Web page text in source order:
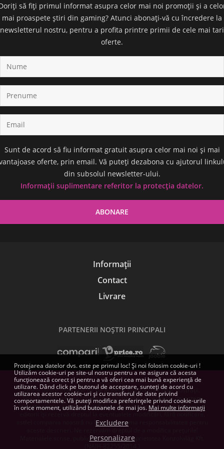
să fiți primul informat asupra celor mai noi promoții și a
mai proaspete știri din gaming? Atunci abonați-vă cu încredere la
newsletterul nostru, pentru a profita printre primii de cele mai tari
oferte.
Sunt de acord să fiu informat gratuit asupra celor mai noi și mai
oferte, prin email. Vă puteți dezabona cu ajutorul
din subsolul newsletter-ului.
Informații suplimentare referitor la protecția datelor.
Informații
Contact
Livrare
PARTENERII NOŞTRI PRINCIPALI
Unele dintre imaginile de pe această pagină sunt doar ilustrații.
Specificațiile tehnice, conținutul pachetelor și cerințele de sistem
indicate pentru produsele software sunt orientative. Dezvoltatorii și
editorii își rezervă dreptul la eventualele modificări, fără notificare,
astfel compania noastră nu își poate asuma responsabilitatea pentru
Materialele scrise, publicate aici, sunt proprietatea Konzolvilág Kft.
Protejarea datelor dvs. este pe primul loc! Și noi folosim cookie-uri !
Utilizăm cookie-uri pe site-ul nostru pentru a ne asigura că acesta
funcționează corect și pentru a vă oferi cea mai bună experiență de
utilizare. Dând click pe butonul de acceptare, sunteți de acord cu
utilizarea acestor cookie-uri și cu transferul de date privind
comportamentele. Vă puteți modifica preferințele privind cookie-urile
în orice moment, utilizând butoanele de mai jos. Mai multe informații
Excludere
Personalizare